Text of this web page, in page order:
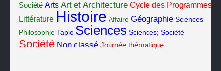
Société Arts Art et Architecture Cycle des Programmes
Littérature Histoire Affaire Géographie Sciences
Philosophie Tapie Sciences Sciences; Société
Société Non classé Journée thématique